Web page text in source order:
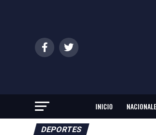
INICIO
DEPORTES